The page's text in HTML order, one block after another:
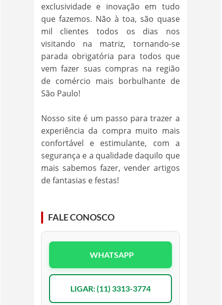
exclusividade e inovação em tudo
que fazemos. Não à toa, são quase
mil clientes todos os dias nos
visitando na matriz, tornando-se
parada obrigatória para todos que
vem fazer suas compras na região
de comércio mais borbulhante de
São Paulo!
Nosso site é um passo para trazer a
experiência da compra muito mais
confortável e estimulante, com a
segurança e a qualidade daquilo que
mais sabemos fazer, vender artigos
de fantasias e festas!
FALE CONOSCO
WHATSAPP
LIGAR: (11) 3313-3774